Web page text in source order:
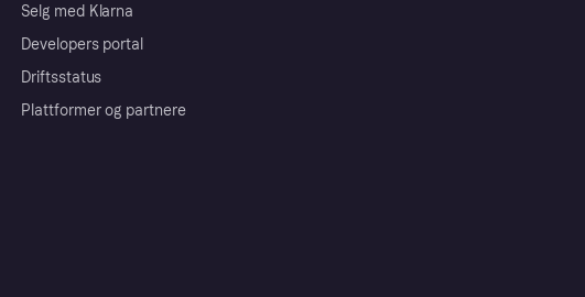
Selg med Klarna
Developers portal
Driftsstatus
Plattformer og partnere